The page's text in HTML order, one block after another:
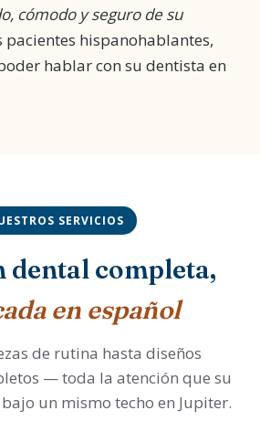
cómodo y seguro de su
pacientes hispanohablantes,
hablar con su dentista en
SERVICIOS
dental completa,
en español
de rutina hasta diseños
— toda la atención que su
un mismo techo en Jupiter.